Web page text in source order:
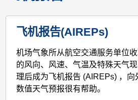
飞机报告(AIREPs)
机场气象所从航空交通服务单位
的风向、风速、气温及特殊天气
理后成为飞机报告 (AIREPs) ，
数值天气预报很有帮助。